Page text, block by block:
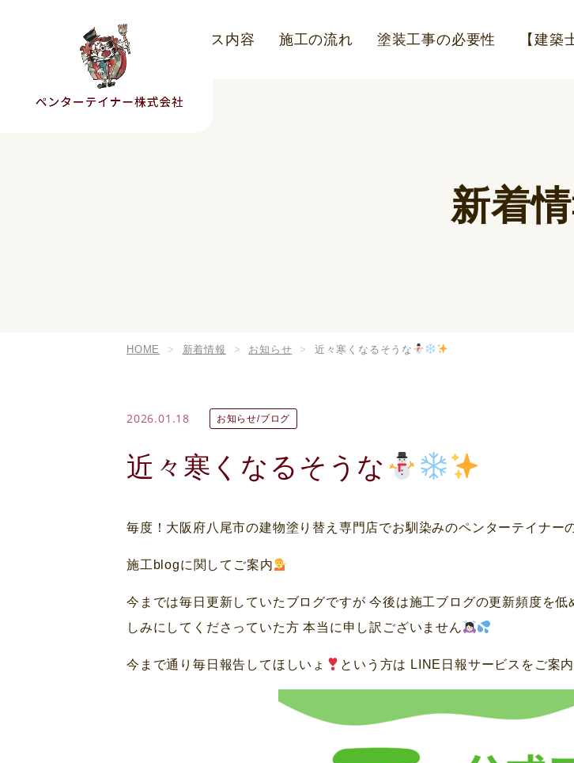
こだわり サービス内容 施工の流れ 塗装工事の必要性 【建
新着
HOME 新着情報 お知らせ 近々寒くなるそうな
2026.01.18 お知らせ/ブログ
近々寒くなるそうな
毎度！大阪府八尾市の建物塗り替え専門店でお馴染みのペンターテイナー
施工blogに関してご案内
今までは毎日更新していたブログですが 今後は施工ブログの更新頻度を
しみにしてくださっていた方 本当に申し訳ございません
今まで通り毎日報告してほしいょ という方は LINE日報サービスをご案